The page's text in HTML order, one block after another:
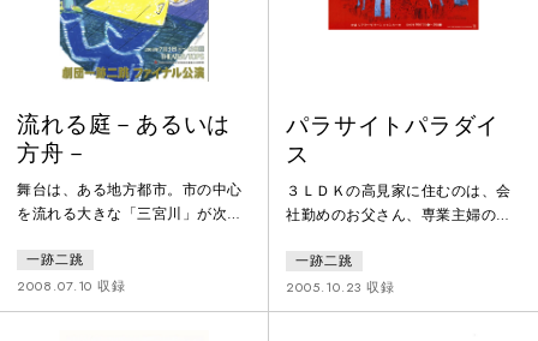
流れる庭－あるいは
方舟－
舞台は、ある地方都市。市の中心
を流れる大きな「三宮川」が次第
対策課では避難勧告の決断が下せ
ない。やがて支流が氾濫、やがて
一気に水かさを増した三宮川が決
一跡二跳
2008.07.10 収録
パラサイトパラダイ
ス
３ＬＤＫの高見家に住むのは、会
社勤めのお父さん、専業主婦のお
ンの娘、大学生の息子。一見どこ
にでもありそうなフツーの一家だ
が、ある日、お母さんのお母さん
一跡二跳
2005.10.23 収録